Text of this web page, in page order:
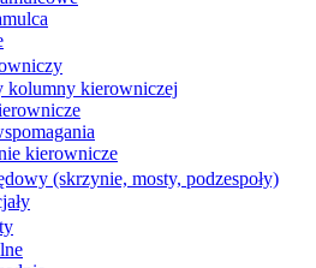
kolumny kierowniczej
kierownicze
(skrzynie, mosty, podzespoły)